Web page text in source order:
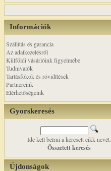
Információk
Szállítás és garancia
Az adatkezelésről
Külföldi vásárlóink figyelmébe
Tudnivalók
Tartásfokok és rövidítések
Partnereink
Elérhetőségeink
Gyorskeresés
Ide kell beírni a keresett cikk nevét.
Összetett keresés
Újdonságok